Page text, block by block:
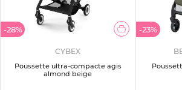
-28%
CYBEX
Poussette ultra-compacte agis
almond beige
-23%